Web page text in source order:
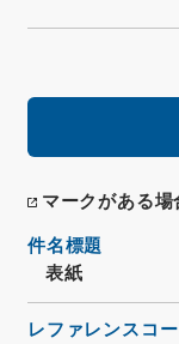
マークがある場
件名標題
表紙
レファレンスコ